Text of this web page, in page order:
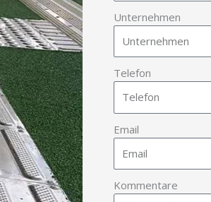
Unternehmen
Telefon
Email
Kommentare